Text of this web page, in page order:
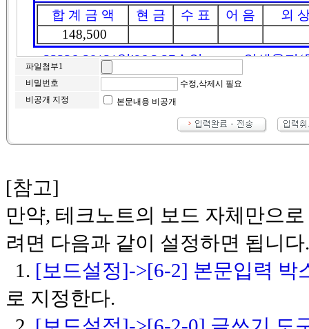
파일첨부1
비밀번호
수정,삭제시 필요
비공개 지정
본문내용 비공개
[참고]
만약, 테크노트의 보드 자체만으
려면 다음과 같이 설정하면 됩니다.
1. [보드설정]->[6-2] 본문입력 박
로 지정한다.